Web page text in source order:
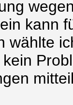
kann
wählte